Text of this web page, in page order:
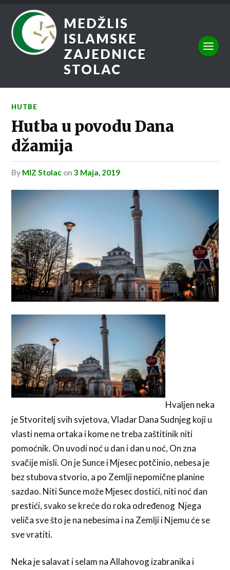
MEDŽLIS
ISLAMSKE
ZAJEDNICE
STOLAC
HUTBE
Hutba u povodu Dana
džamija
by MIZ Stolac on3 Maja, 2019
Hvaljen neka
je Stvoritelj svih svjetova, Vladar Dana Sudnjeg koji u
vlasti nema ortaka i kome ne treba zaštitinik niti
pomoćnik. On uvodi noć u dan i dan u noć, On zna
svačije misli. On je Sunce i Mjesec potčinio, nebesa je
bez stubova stvorio, a po Zemlji nepomične planine
sazdao. Niti Sunce može Mjesec dostići, niti noć dan
prestići, svako se kreće do roka određenog Njega
veliča sve što je na nebesima i na Zemlji i Njemu će se
sve vratiti.
Neka je salavat i selam na Allahovog izabranika i